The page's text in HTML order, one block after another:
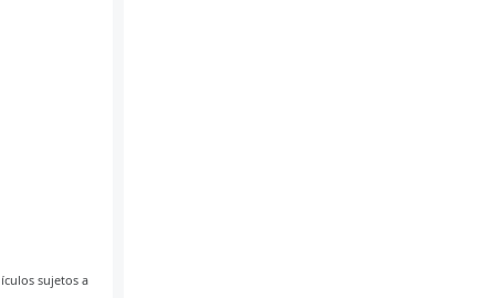
sujetos a